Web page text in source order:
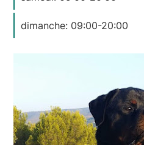
dimanche: 09:00-20:00